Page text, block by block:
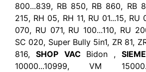
800...839, RB 850, RB 860, RB
215, RH 05, RH 11, RU 01...15,
070, RU 071, RU 100...110, RU
SC 020, Super Bully 5in1, ZR 81,
816,SHOP VAC Bidon ,
10000...10999, VM